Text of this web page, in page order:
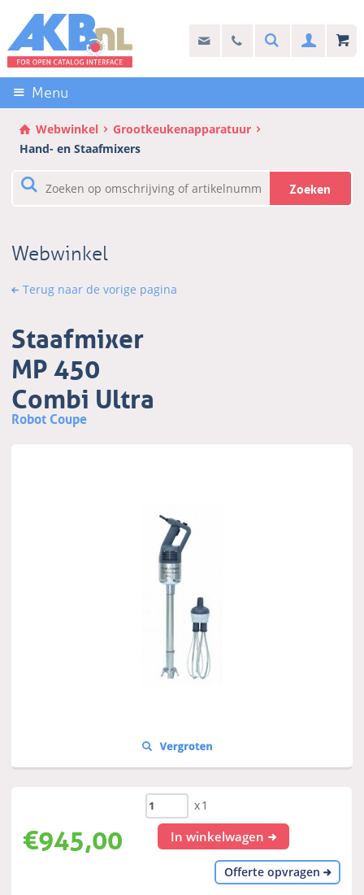
links
over
Direct
naar
de
inhoud
Direct
het
info@akb.nl
Stel uw vraag
030 69 50 814Search
Menu
Webwinkel
Grootkeukenapparatuur
Hand- en Staafmixers
Zoeken
Webwinkel
Terug naar de vorige pagina
Staafmixer
MP 450
Combi Ultra
Robot Coupe
€945,00
x1
In winkelwagen
Offerte opvragen